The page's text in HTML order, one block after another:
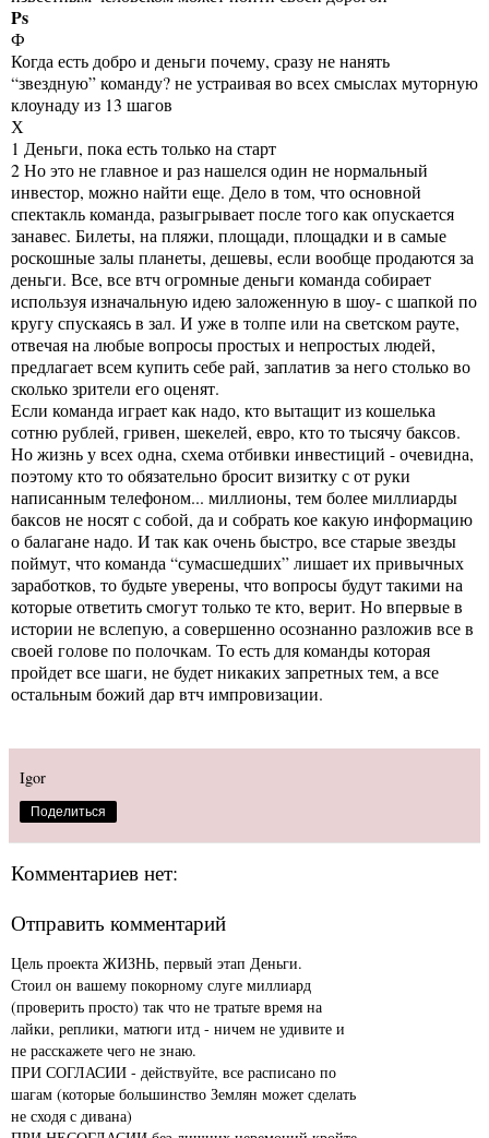
Ps
Ф
Когда есть добро и деньги почему, сразу не нанять
“звездную” команду? не устраивая во всех смыслах муторную
клоунаду из 13 шагов
Х
1 Деньги, пока есть только на старт
2 Но это не главное и раз нашелся один не нормальный
инвестор, можно найти еще. Дело в том, что основной
спектакль команда, разыгрывает после того как опускается
занавес. Билеты, на пляжи, площади, площадки и в самые
роскошные залы планеты, дешевы, если вообще продаются за
деньги. Все, все втч огромные деньги команда собирает
используя изначальную идею заложенную в шоу- с шапкой по
кругу спускаясь в зал. И уже в толпе или на светском рауте,
отвечая на любые вопросы простых и непростых людей,
предлагает всем купить себе рай, заплатив за него столько во
сколько зрители его оценят.
Если команда играет как надо, кто вытащит из кошелька
сотню рублей, гривен, шекелей, евро, кто то тысячу баксов.
Но жизнь у всех одна, схема отбивки инвестиций - очевидна,
поэтому кто то обязательно бросит визитку с от руки
написанным телефоном... миллионы, тем более миллиарды
баксов не носят с собой, да и собрать кое какую информацию
о балагане надо. И так как очень быстро, все старые звезды
поймут, что команда “сумасшедших” лишает их привычных
заработков, то будьте уверены, что вопросы будут такими на
которые ответить смогут только те кто, верит. Но впервые в
истории не вслепую, а совершенно осознанно разложив все в
своей голове по полочкам. То есть для команды которая
пройдет все шаги, не будет никаких запретных тем, а все
остальным божий дар втч импровизации.
Igor
Поделиться
Комментариев нет:
Отправить комментарий
Цель проекта ЖИЗНЬ, первый этап Деньги.
Стоил он вашему покорному слуге миллиард
(проверить просто) так что не тратьте время на
лайки, реплики, матюги итд - ничем не удивите и
не расскажете чего не знаю.
ПРИ СОГЛАСИИ - действуйте, все расписано по
шагам (которые большинство Землян может сделать
не сходя с дивана)